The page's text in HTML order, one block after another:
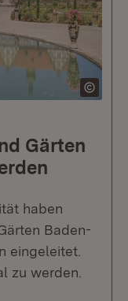
Gärten
haben
Baden-
eingeleitet.
zu werden.